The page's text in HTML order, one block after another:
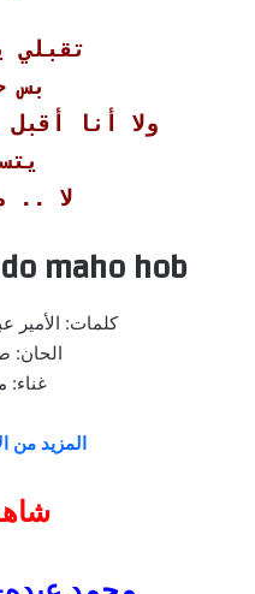
تقبلي
بس
ولا أنا
لا ..
maho hob
كلمات: الأمير
الحان:
غناء:
المزيد من